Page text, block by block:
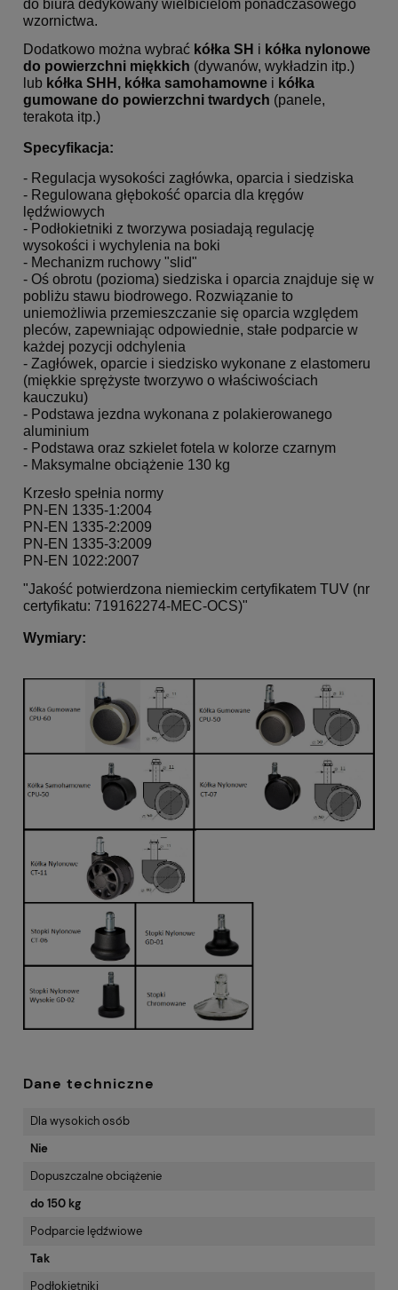
do biura dedykowany wielbicielom ponadczasowego
wzornictwa.
Dodatkowo można wybrać kółka SH i kółka nylonowe
do powierzchni miękkich (dywanów, wykładzin itp.)
lub kółka SHH, kółka samohamowne i kółka
gumowane do powierzchni twardych (panele,
terakota itp.)
Specyfikacja:
- Regulacja wysokości zagłówka, oparcia i siedziska
- Regulowana głębokość oparcia dla kręgów
lędźwiowych
- Podłokietniki z tworzywa posiadają regulację
wysokości i wychylenia na boki
- Mechanizm ruchowy "slid"
- Oś obrotu (pozioma) siedziska i oparcia znajduje się w
pobliżu stawu biodrowego. Rozwiązanie to
uniemożliwia przemieszczanie się oparcia względem
pleców, zapewniając odpowiednie, stałe podparcie w
każdej pozycji odchylenia
- Zagłówek, oparcie i siedzisko wykonane z elastomeru
(miękkie sprężyste tworzywo o właściwościach
kauczuku)
- Podstawa jezdna wykonana z polakierowanego
aluminium
- Podstawa oraz szkielet fotela w kolorze czarnym
- Maksymalne obciążenie 130 kg
Krzesło spełnia normy
PN-EN 1335-1:2004
PN-EN 1335-2:2009
PN-EN 1335-3:2009
PN-EN 1022:2007
"Jakość potwierdzona niemieckim certyfikatem TUV (nr
certyfikatu: 719162274-MEC-OCS)"
Wymiary:
Dane techniczne
Dla wysokich osób
Nie
Dopuszczalne obciążenie
do 150 kg
Podparcie lędźwiowe
Tak
Podłokietniki